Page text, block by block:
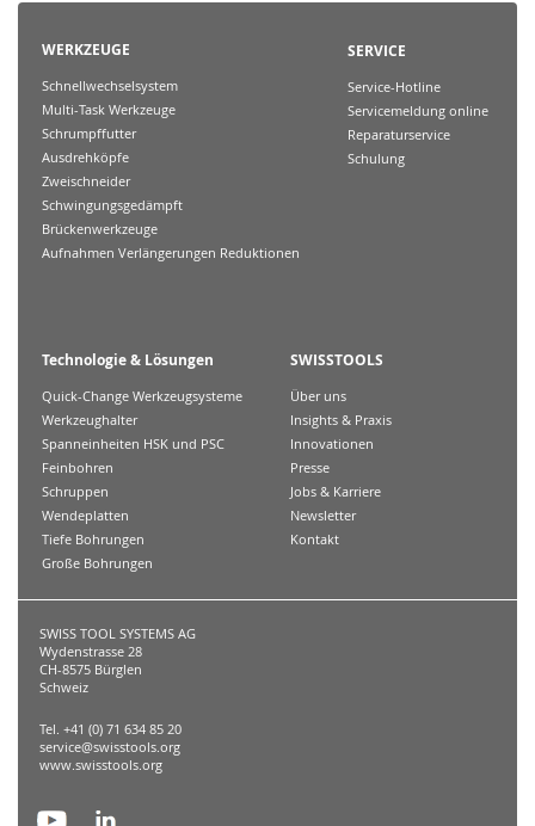
WERKZEUGE
Schnellwechselsystem
Multi-Task Werkzeuge
Schrumpffutter
Ausdrehköpfe
Zweischneider
Schwingungsgedämpft
Brückenwerkzeuge
Aufnahmen Verlängerungen Reduktionen
SERVICE
Service-Hotline
Servicemeldung online
Reparaturservice
Schulung
Technologie & Lösungen
Quick-Change Werkzeugsysteme
Werkzeughalter
Spanneinheiten HSK und PSC
Feinbohren
Schruppen
Wendeplatten
Tiefe Bohrungen
Große Bohrungen
SWISSTOOLS
Über uns
Insights & Praxis
Innovationen
Presse
Jobs & Karriere
Newsletter
Kontakt
SWISS TOOL SYSTEMS AG
Wydenstrasse 28
CH-8575 Bürglen
Schweiz
Tel. +41 (0) 71 634 85 20
service@swisstools.org
www.swisstools.org